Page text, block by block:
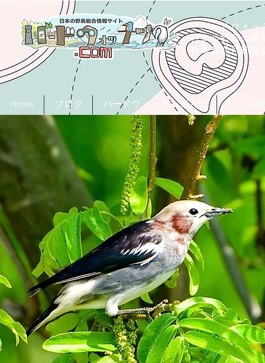
「バードウォッ
日本の野鳥の観
日本鳥類目録
Home ブログ バードウォッチング入門